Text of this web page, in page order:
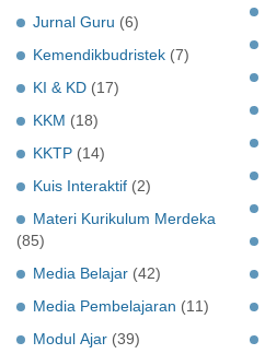
Jurnal Guru (6)
Kemendikbudristek (7)
KI & KD (17)
KKM (18)
KKTP (14)
Kuis Interaktif (2)
Materi Kurikulum Merdeka
(85)
Media Belajar (42)
Media Pembelajaran (11)
Modul Ajar (39)